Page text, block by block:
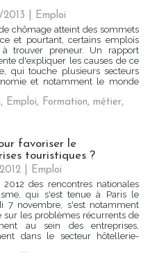
2013
Emploi
chômage atteint des sommets
et pourtant, certains emplois
à trouver preneur. Un rapport
d'expliquer les causes de ce
qui touche plusieurs secteurs
et notamment le monde
, Emploi, Formation, métier,
favoriser le
touristiques ?
Emploi
2012 des rencontres nationales
qui s'est tenue à Paris le
7 novembre, s'est notamment
sur les problèmes récurrents de
au sein des entreprises,
dans le secteur hôtellerie-